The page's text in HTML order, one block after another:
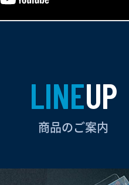
LINEUP
商品のご案内